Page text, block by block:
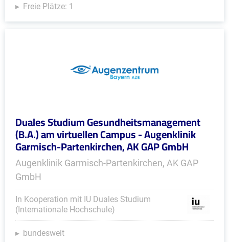
Freie Plätze: 1
Duales Studium Gesundheitsmanagement
(B.A.) am virtuellen Campus - Augenklinik
Garmisch-Partenkirchen, AK GAP GmbH
Augenklinik Garmisch-Partenkirchen, AK GAP
GmbH
In Kooperation mit IU Duales Studium
(Internationale Hochschule)
bundesweit